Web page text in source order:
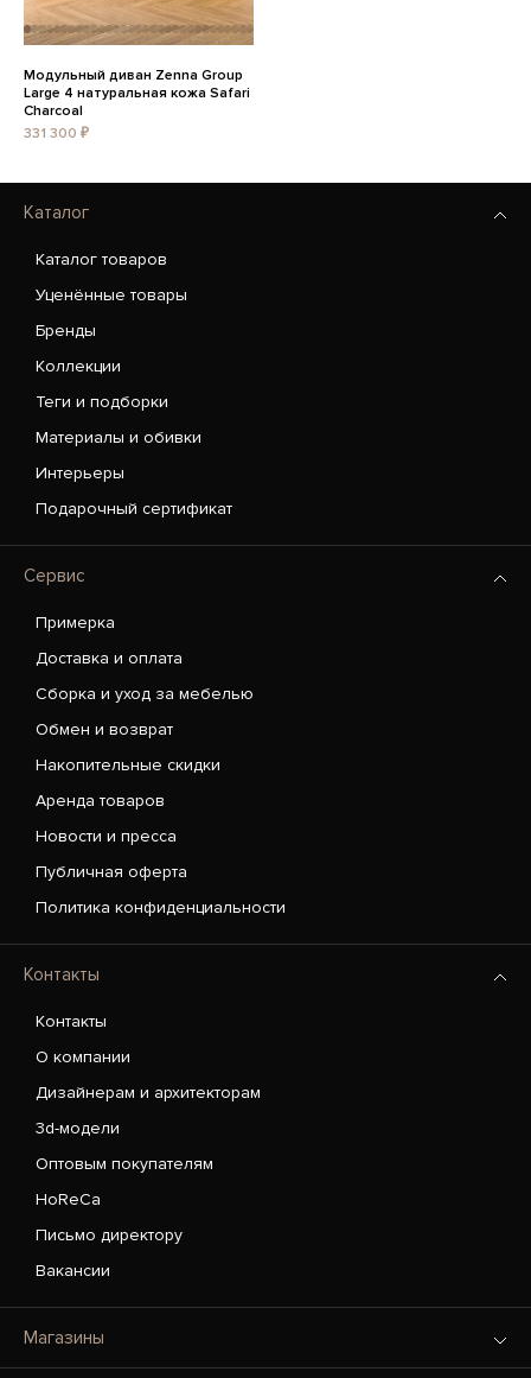
Модульный диван Zenna Group
Large 4 натуральная кожа Safari
Charcoal
331 300 ₽
Каталог
Каталог товаров
Уценённые товары
Бренды
Коллекции
Теги и подборки
Материалы и обивки
Интерьеры
Подарочный сертификат
Сервис
Примерка
Доставка и оплата
Сборка и уход за мебелью
Обмен и возврат
Накопительные скидки
Аренда товаров
Новости и пресса
Публичная оферта
Политика конфиденциальности
Контакты
Контакты
О компании
Дизайнерам и архитекторам
3d-модели
Оптовым покупателям
HoReCa
Письмо директору
Вакансии
Магазины